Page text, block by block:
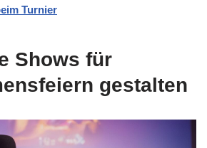
Turnier
Shows für
gestalten